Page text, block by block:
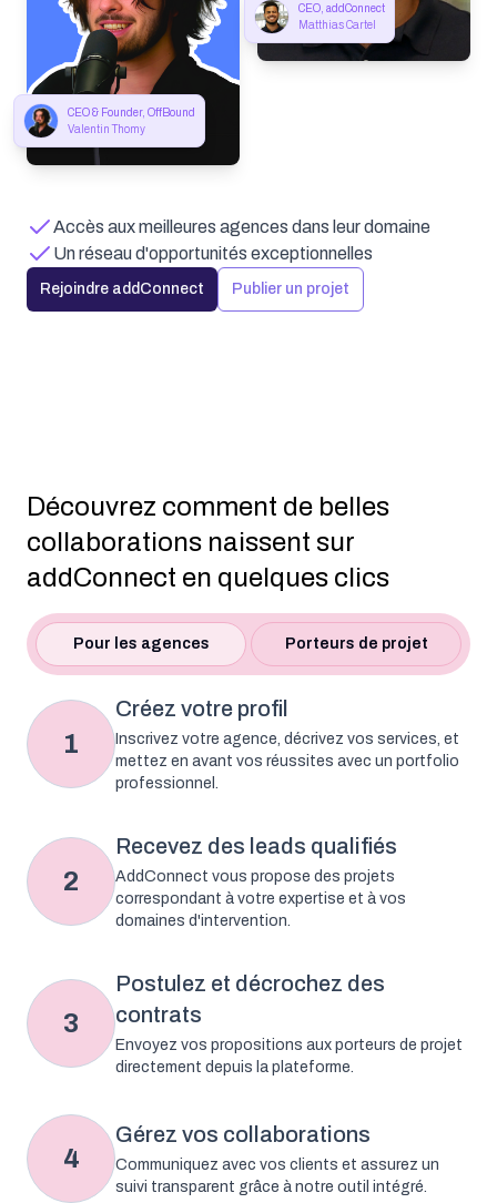
CEO & Founder, OffBound
Valentin Thomy
CEO, addConnect
Matthias Cartel
Accès aux meilleures agences dans leur domaine
Un réseau d'opportunités exceptionnelles
Rejoindre addConnect Publier un projet
Découvrez comment de belles
collaborations naissent sur
addConnect en quelques clics
Pour les agences Porteurs de projet
1
Créez votre profil
Inscrivez votre agence, décrivez vos services, et
mettez en avant vos réussites avec un portfolio
professionnel.
2
Recevez des leads qualifiés
AddConnect vous propose des projets
correspondant à votre expertise et à vos
domaines d'intervention.
3
Postulez et décrochez des
contrats
Envoyez vos propositions aux porteurs de projet
directement depuis la plateforme.
4
Gérez vos collaborations
Communiquez avec vos clients et assurez un
suivi transparent grâce à notre outil intégré.